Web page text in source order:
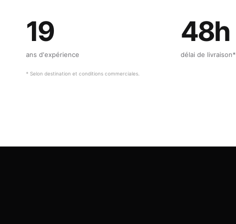
19
ans d'expérience
48h
délai de livraison*
* Selon destination et conditions commerciales.